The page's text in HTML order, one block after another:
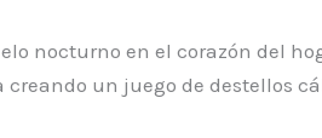
nocturno en el corazón del
un juego de destellos